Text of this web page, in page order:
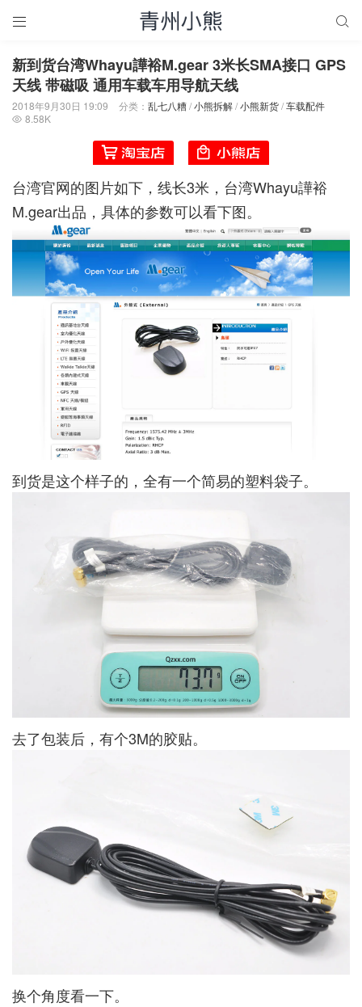
 
新到货台湾Whayu譁裕M.gear 3米长SMA接口 GPS
天线 带磁吸 通用车载车用导航天线
2018年9月30日 19:09 分类： 乱七八糟/小熊拆解/小熊新货/车载配件
 8.58K
台湾官网的图片如下，线长3米，台湾Whayu譁裕
M.gear出品，具体的参数可以看下图。
到货是这个样子的，全有一个简易的塑料袋子。
去了包装后，有个3M的胶贴。
换个角度看一下。